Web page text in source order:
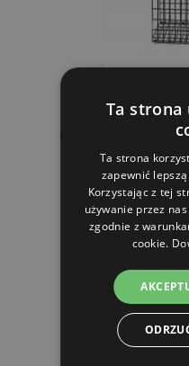
Pułapka na myszy,
W
DO
Ta strona
Ta strona
zapewnić
Korzystając z tej
używanie przez
zgodnie z
cookie.